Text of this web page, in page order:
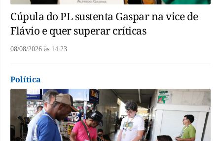
Cúpula do PL sustenta Gaspar na vice de
Flávio e quer superar críticas
08/08/2026 às 14:23
Política